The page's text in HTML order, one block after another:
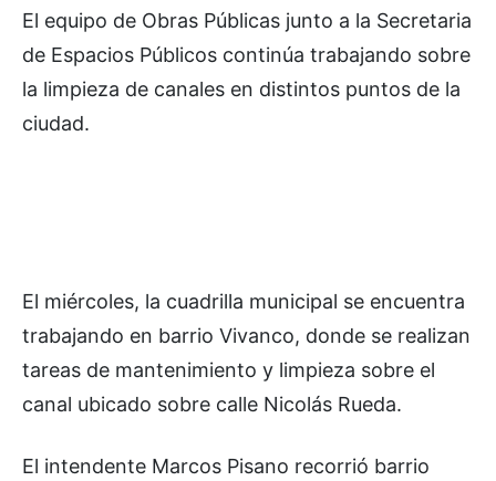
El equipo de Obras Públicas junto a la Secretaria
de Espacios Públicos continúa trabajando sobre
la limpieza de canales en distintos puntos de la
ciudad.
El miércoles, la cuadrilla municipal se encuentra
trabajando en barrio Vivanco, donde se realizan
tareas de mantenimiento y limpieza sobre el
canal ubicado sobre calle Nicolás Rueda.
El intendente Marcos Pisano recorrió barrio